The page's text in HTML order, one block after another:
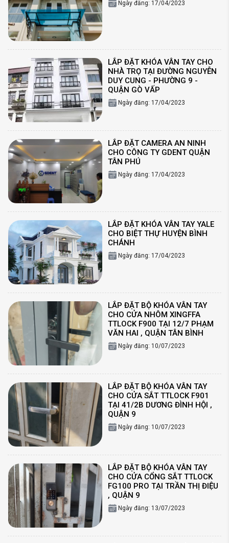
Ngày đăng: 17/04/2023
LẮP ĐẶT KHÓA VÂN TAY CHO
NHÀ TRỌ TẠI ĐƯỜNG NGUYỄN
DUY CUNG - PHƯỜNG 9 -
QUẬN GÒ VẤP
Ngày đăng: 17/04/2023
LẮP ĐẶT CAMERA AN NINH
CHO CÔNG TY GDENT QUẬN
TÂN PHÚ
Ngày đăng: 17/04/2023
LẮP ĐẶT KHÓA VÂN TAY YALE
CHO BIỆT THỰ HUYỆN BÌNH
CHÁNH
Ngày đăng: 17/04/2023
LẮP ĐẶT BỘ KHÓA VÂN TAY
CHO CỬA NHÔM XINGFFA
TTLOCK F900 TẠI 12/7 PHẠM
VĂN HAI , QUẬN TÂN BÌNH
Ngày đăng: 10/07/2023
LẮP ĐẶT BỘ KHÓA VÂN TAY
CHO CỬA SẮT TTLOCK F901
TẠI 41/2B DƯƠNG ĐÌNH HỘI ,
QUẬN 9
Ngày đăng: 10/07/2023
LẮP ĐẶT BỘ KHÓA VÂN TAY
CHO CỬA CỔNG SẮT TTLOCK
FG100 PRO TẠI TRẦN THỊ ĐIỆU
, QUẬN 9
Ngày đăng: 13/07/2023